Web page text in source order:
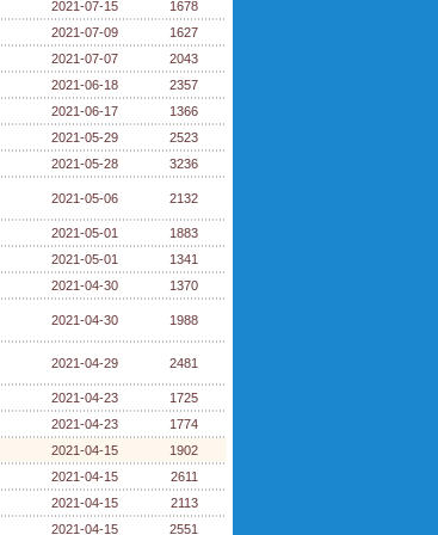
2021-07-15 1678
2021-07-09 1627
2021-07-07 2043
2021-06-18 2357
2021-06-17 1366
2021-05-29 2523
2021-05-28 3236
2021-05-06 2132
2021-05-01 1883
2021-05-01 1341
2021-04-30 1370
2021-04-30 1988
2021-04-29 2481
2021-04-23 1725
2021-04-23 1774
2021-04-15 1902
2021-04-15 2611
2021-04-15 2113
2021-04-15 2551